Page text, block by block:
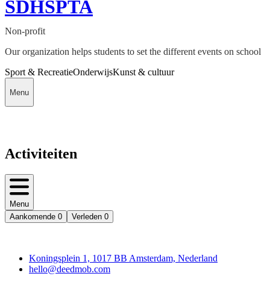
SDHSPTA
Non-profit
Our organization helps students to set the different events on school
Sport & RecreatieOnderwijsKunst & cultuur
Menu
Activiteiten
Menu
Aankomende 0 Verleden 0
Koningsplein 1, 1017 BB Amsterdam, Nederland
hello@deedmob.com